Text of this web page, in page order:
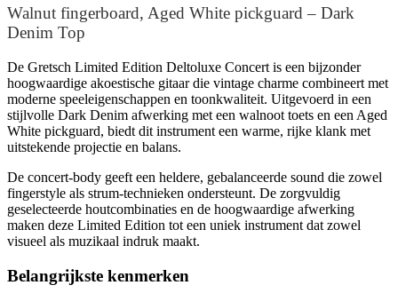
Walnut fingerboard, Aged White pickguard – Dark
Denim Top
De Gretsch Limited Edition Deltoluxe Concert is een bijzonder
hoogwaardige akoestische gitaar die vintage charme combineert met
moderne speeleigenschappen en toonkwaliteit. Uitgevoerd in een
stijlvolle Dark Denim afwerking met een walnoot toets en een Aged
White pickguard, biedt dit instrument een warme, rijke klank met
uitstekende projectie en balans.
De concert-body geeft een heldere, gebalanceerde sound die zowel
fingerstyle als strum-technieken ondersteunt. De zorgvuldig
geselecteerde houtcombinaties en de hoogwaardige afwerking
maken deze Limited Edition tot een uniek instrument dat zowel
visueel als muzikaal indruk maakt.
Belangrijkste kenmerken